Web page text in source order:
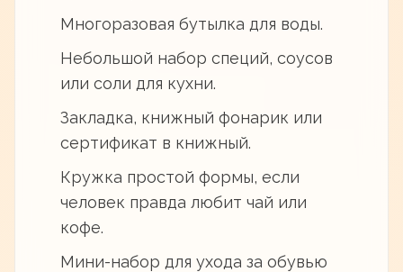
Многоразовая бутылка для воды.
Небольшой набор специй, соусов
или соли для кухни.
Закладка, книжный фонарик или
сертификат в книжный.
Кружка простой формы, если
человек правда любит чай или
кофе.
Мини-набор для ухода за обувью